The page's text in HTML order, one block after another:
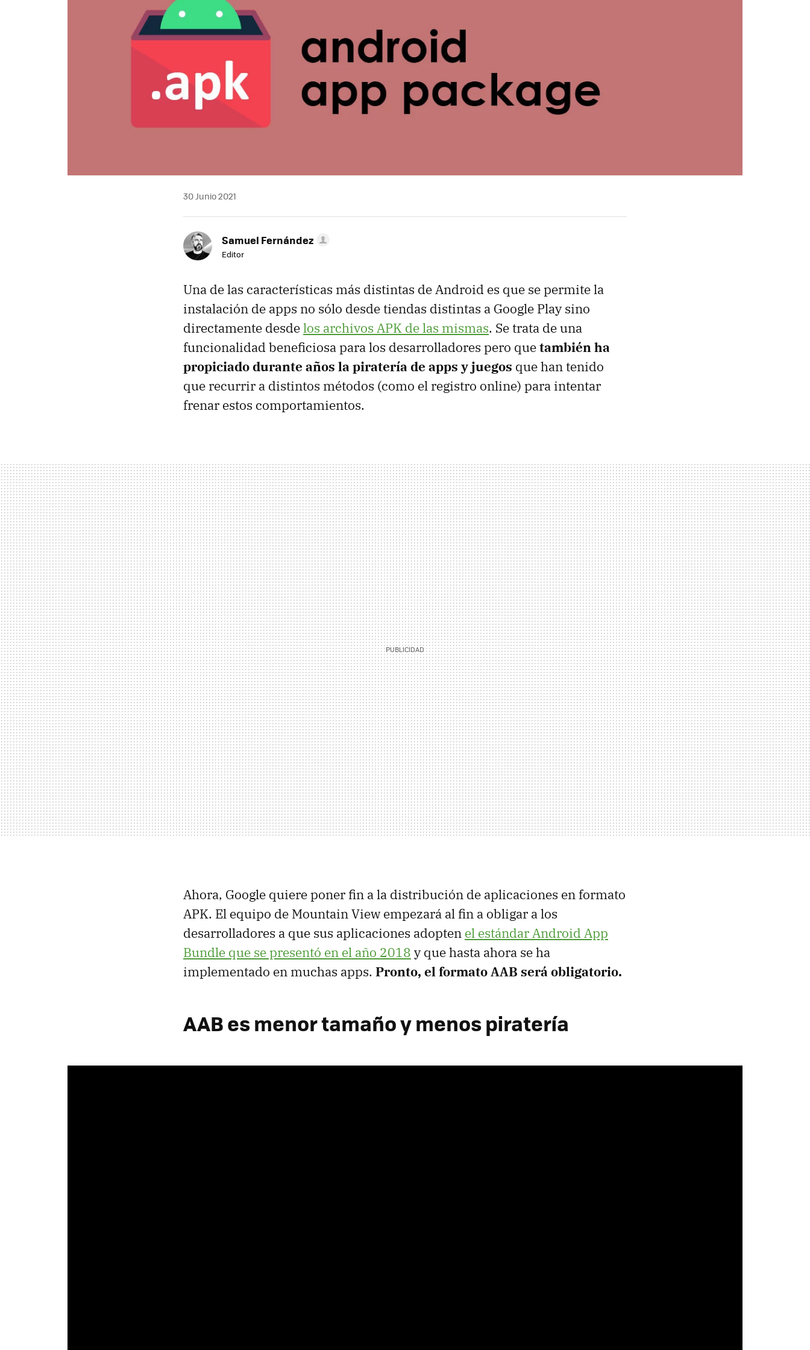
30 Junio 2021
Samuel Fernández
Editor
Una de las características más distintas de Android es que se permite la
instalación de apps no sólo desde tiendas distintas a Google Play sino
directamente desdelos archivos APK de las mismas. Se trata de una
funcionalidad beneficiosa para los desarrolladores pero quetambién ha
propiciado durante años la piratería de apps y juegos que han tenido
que recurrir a distintos métodos (como el registro online) para intentar
frenar estos comportamientos.
Ahora, Google quiere poner fin a la distribución de aplicaciones en formato
APK. El equipo de Mountain View empezará al fin a obligar a los
desarrolladores a que sus aplicaciones adopten el estándar Android App
Bundle que se presentó en el año 2018 y que hasta ahora se ha
implementado en muchas apps. Pronto, el formato AAB será obligatorio.
AAB es menor tamaño y menos piratería